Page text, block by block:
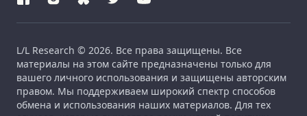
L/L Research © 2026. Все права защищены. Все
материалы на этом сайте предназначены только для
вашего личного использования и защищены авторским
правом. Мы поддерживаем широкий спектр способов
обмена и использования наших материалов. Для тех